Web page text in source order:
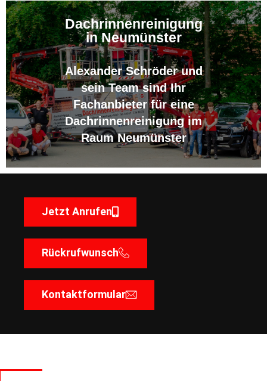
Dachrinnenreinigung
in Neumünster
Alexander Schröder und
sein Team sind Ihr
Fachanbieter für eine
Dachrinnenreinigung im
Raum Neumünster
Jetzt Anrufen
Rückrufwunsch
Kontaktformular